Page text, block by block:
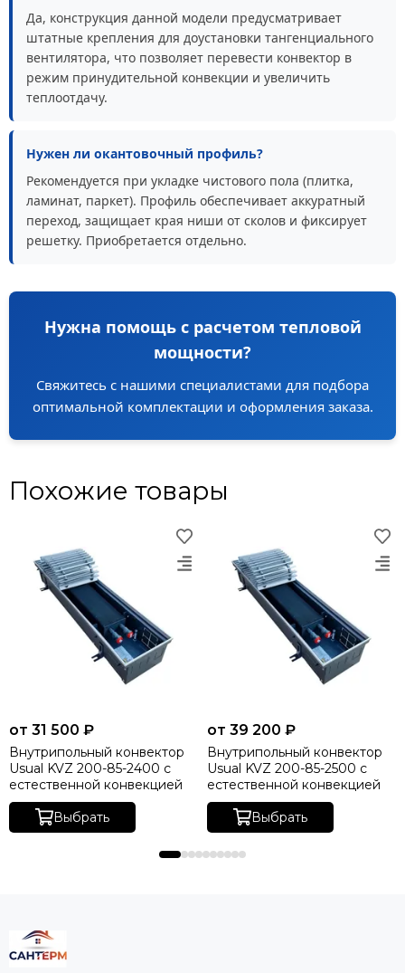
Да, конструкция данной модели предусматривает
штатные крепления для доустановки тангенциального
вентилятора, что позволяет перевести конвектор в
режим принудительной конвекции и увеличить
теплоотдачу.
Нужен ли окантовочный профиль?
Рекомендуется при укладке чистового пола (плитка,
ламинат, паркет). Профиль обеспечивает аккуратный
переход, защищает края ниши от сколов и фиксирует
решетку. Приобретается отдельно.
Нужна помощь с расчетом тепловой
мощности?
Свяжитесь с нашими специалистами для подбора
оптимальной комплектации и оформления заказа.
Похожие товары
от 31 500 ₽
Внутрипольный конвектор
Usual KVZ 200-85-2400 с
естественной конвекцией
Выбрать
от 39 200 ₽
Внутрипольный конвектор
Usual KVZ 200-85-2500 с
естественной конвекцией
Выбрать